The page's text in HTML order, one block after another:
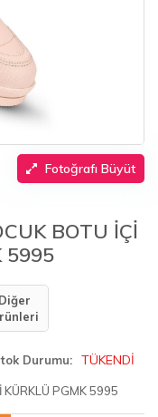
Fotoğrafı Büyüt
BOTU İÇİ
5995
Diğer
Durumu TÜKENDİ
KÜRKLÜ PGMK 5995